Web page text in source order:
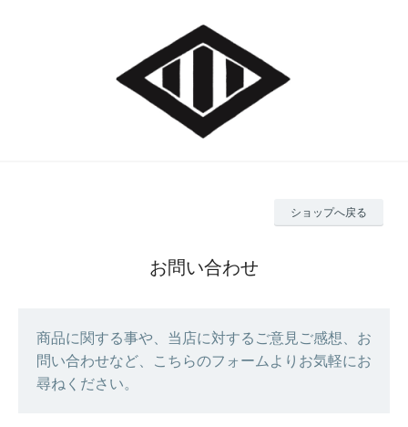
ショップへ戻る
お問い合わせ
商品に関する事や、当店に対するご意見ご感想、お
問い合わせなど、こちらのフォームよりお気軽にお
尋ねください。